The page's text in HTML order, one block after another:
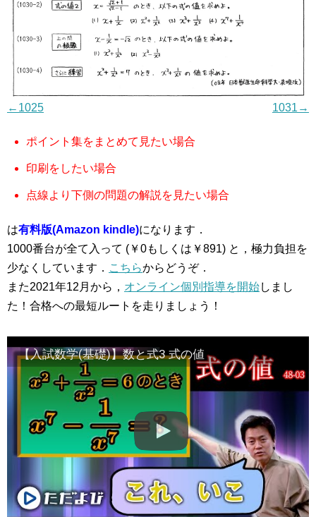
←1025 1031→
ポイント集をまとめて見たい場合
印刷をしたい場合
点線より下側の問題の解説を見たい場合
は有料版(Amazon kindle)になります．
1000番台が全て入って (￥0もしくは￥891) と，極力負担を
少なくしています． こちらからどうぞ．
また2021年12月から， オンライン個別指導を開始しまし
た！合格への最短ルートを走りましょう！
【入試数学(基礎)】数と式3 式の値